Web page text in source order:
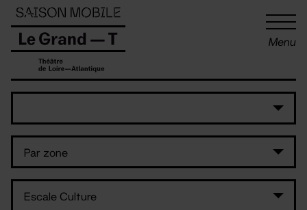
Menu
Panneau de gestion des cookies